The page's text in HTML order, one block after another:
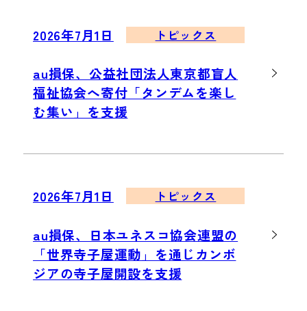
2026年7月1日 トピックス
au損保、公益社団法人東京都盲人
福祉協会へ寄付「タンデムを楽し
む集い」を支援
2026年7月1日 トピックス
au損保、日本ユネスコ協会連盟の
「世界寺子屋運動」を通じカンボ
ジアの寺子屋開設を支援